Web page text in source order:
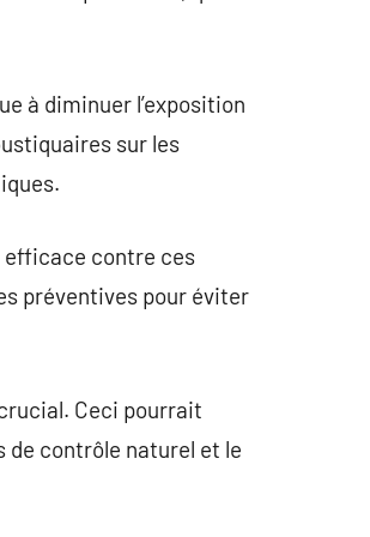
à diminuer l’exposition
sur les
efficace contre ces
préventives pour éviter
Ceci pourrait
de contrôle naturel et le